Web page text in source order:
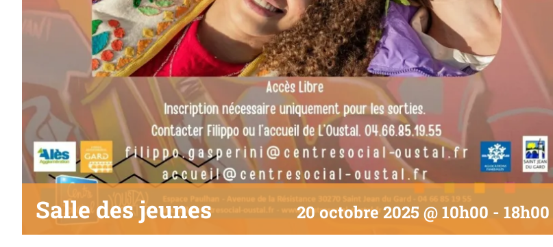
Salle des jeunes 20 octobre 2025 @ 10h00 -18h00